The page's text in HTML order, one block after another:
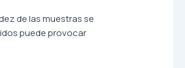
de las muestras se
puede provocar